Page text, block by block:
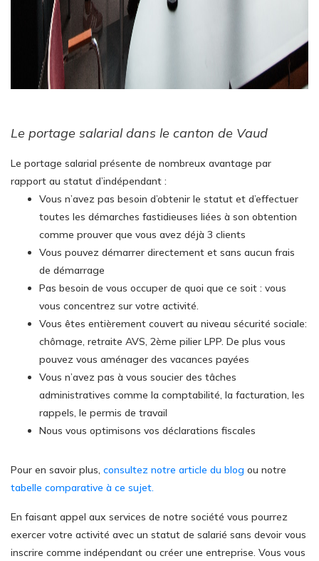
Le portage salarial dans le canton de Vaud
Le portage salarial présente de nombreux avantage par
rapport au statut d’indépendant :
Vous n’avez pas besoin d’obtenir le statut et d’effectuer
toutes les démarches fastidieuses liées à son obtention
comme prouver que vous avez déjà 3 clients
Vous pouvez démarrer directement et sans aucun frais
de démarrage
Pas besoin de vous occuper de quoi que ce soit : vous
vous concentrez sur votre activité.
Vous êtes entièrement couvert au niveau sécurité sociale:
chômage, retraite AVS, 2ème pilier LPP. De plus vous
pouvez vous aménager des vacances payées
Vous n’avez pas à vous soucier des tâches
administratives comme la comptabilité, la facturation, les
rappels, le permis de travail
Nous vous optimisons vos déclarations fiscales
Pour en savoir plus, consultez notre article du blog ou notre
tabelle comparative à ce sujet.
En faisant appel aux services de notre société vous pourrez
exercer votre activité avec un statut de salarié sans devoir vous
inscrire comme indépendant ou créer une entreprise. Vous vous